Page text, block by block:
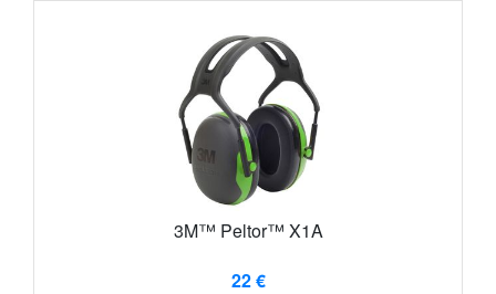
3M™ Peltor™ X1A
22 €